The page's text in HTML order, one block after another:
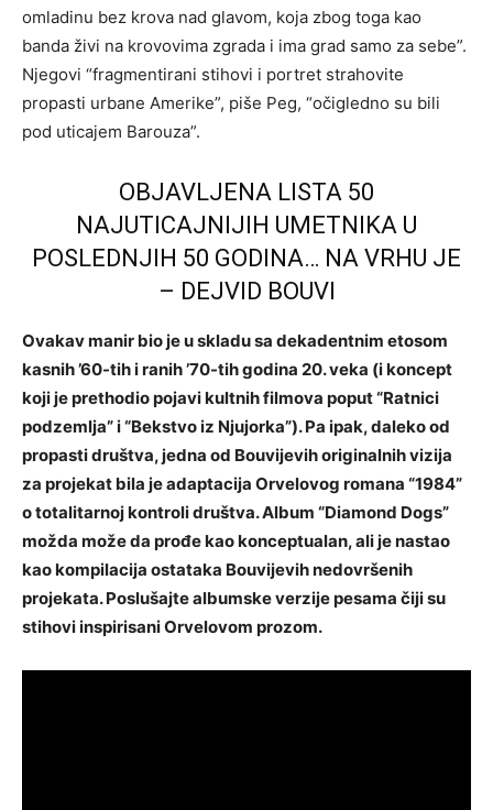
omladinu bez krova nad glavom, koja zbog toga kao
banda živi na krovovima zgrada i ima grad samo za sebe”.
Njegovi “fragmentirani stihovi i portret strahovite
propasti urbane Amerike”, piše Peg, “očigledno su bili
pod uticajem Barouza”.
OBJAVLJENA LISTA 50
NAJUTICAJNIJIH UMETNIKA U
POSLEDNJIH 50 GODINA… NA VRHU JE
– DEJVID BOUVI
Ovakav manir bio je u skladu sa dekadentnim etosom
kasnih ’60-tih i ranih ’70-tih godina 20. veka (i koncept
koji je prethodio pojavi kultnih filmova poput “Ratnici
podzemlja” i “Bekstvo iz Njujorka”). Pa ipak, daleko od
propasti društva, jedna od Bouvijevih originalnih vizija
za projekat bila je adaptacija Orvelovog romana “1984”
o totalitarnoj kontroli društva. Album “Diamond Dogs”
možda može da prođe kao konceptualan, ali je nastao
kao kompilacija ostataka Bouvijevih nedovršenih
projekata. Poslušajte albumske verzije pesama čiji su
stihovi inspirisani Orvelovom prozom.